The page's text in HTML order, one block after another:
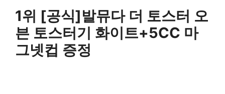
1위 [공식]발뮤다 더 토스터 오
븐 토스터기 화이트+5CC 마
그넷컵 증정